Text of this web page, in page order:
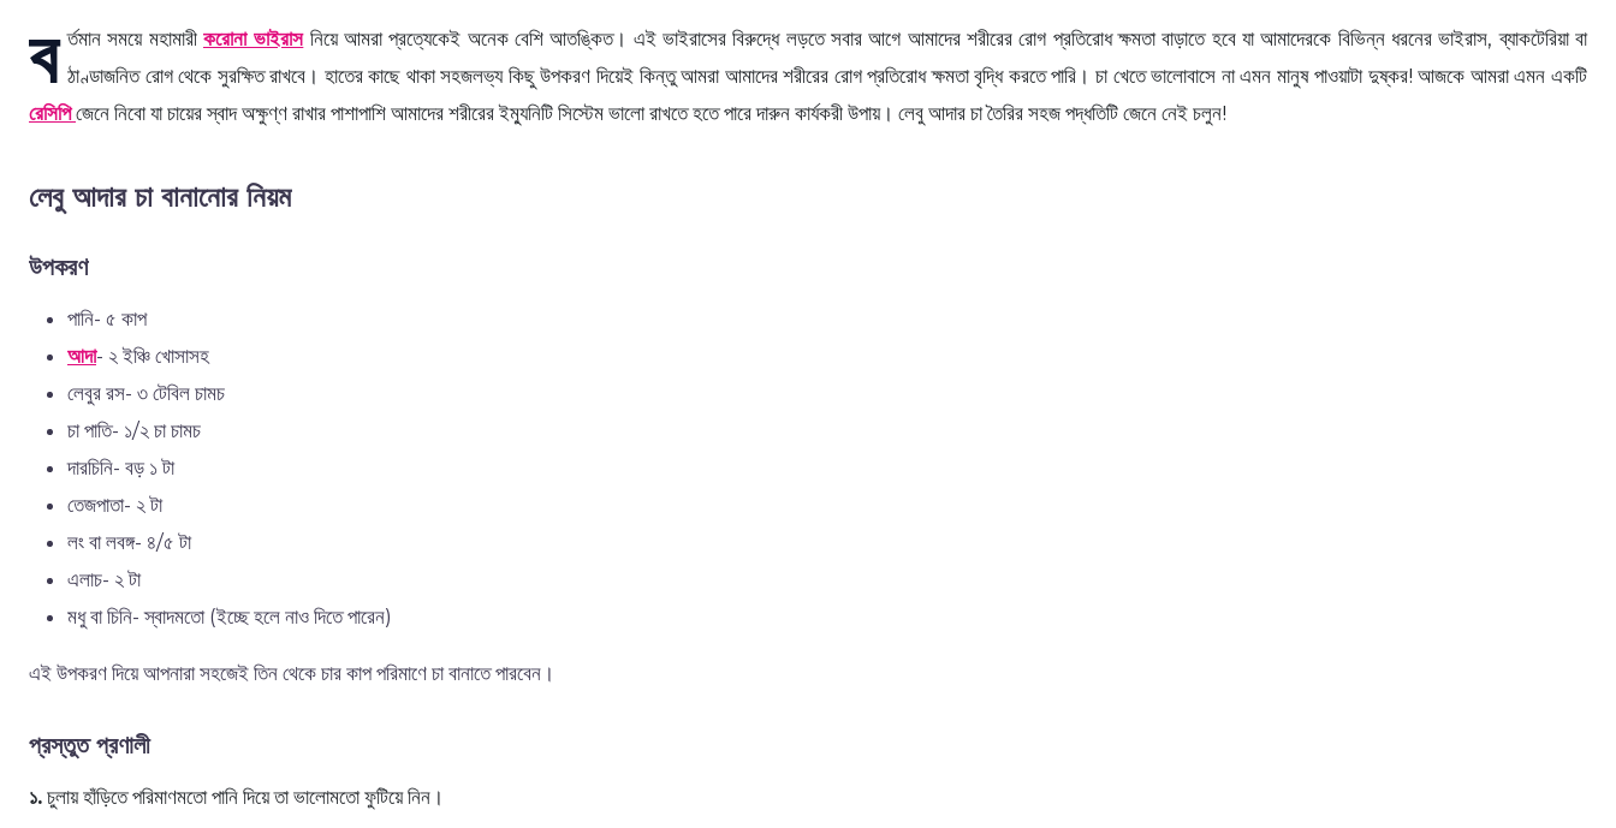
ব র্তমান সময়ে মহামারী করোনা ভাইরাসনিয়ে আমরা প্রত্যেকেই অনেক বেশি আতঙ্কিত। এই ভাইরাসের বিরুদ্ধে লড়তে সবার আগে আমাদের শরীরের রোগ প্রতিরোধ ক্ষমতা বাড়াতে হবে যা আমাদেরকে বিভিন্ন ধরনের ভাইরাস, ব্যাকটেরিয়া বা
ঠাণ্ডাজনিত রোগ থেকে সুরক্ষিত রাখবে। হাতের কাছে থাকা সহজলভ্য কিছু উপকরণ দিয়েই কিন্তু আমরা আমাদের শরীরের রোগ প্রতিরোধ ক্ষমতা বৃদ্ধি করতে পারি। চা খেতে ভালোবাসে না এমন মানুষ পাওয়াটা দুষ্কর! আজকে আমরা এমন একটি
রেসিপি জেনে নিবো যা চায়ের স্বাদ অক্ষুণ্ণ রাখার পাশাপাশি আমাদের শরীরের ইম্যুনিটি সিস্টেম ভালো রাখতে হতে পারে দারুন কার্যকরী উপায়। লেবু আদার চা তৈরির সহজ পদ্ধতিটি জেনে নেই চলুন!
লেবু আদার চা বানানোর নিয়ম
উপকরণ
পানি- ৫ কাপ
আদা- ২ ইঞ্চি খোসাসহ
লেবুর রস- ৩ টেবিল চামচ
চা পাতি- ১/২ চা চামচ
দারচিনি- বড় ১ টা
তেজপাতা- ২ টা
লং বা লবঙ্গ- ৪/৫ টা
এলাচ- ২ টা
মধু বা চিনি- স্বাদমতো (ইচ্ছে হলে নাও দিতে পারেন)
এই উপকরণ দিয়ে আপনারা সহজেই তিন থেকে চার কাপ পরিমাণে চা বানাতে পারবেন।
প্রস্তুত প্রণালী
১. চুলায় হাঁড়িতে পরিমাণমতো পানি দিয়ে তা ভালোমতো ফুটিয়ে নিন।